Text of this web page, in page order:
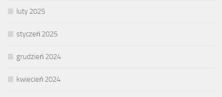
luty 2025
styczeń 2025
grudzień 2024
kwiecień 2024